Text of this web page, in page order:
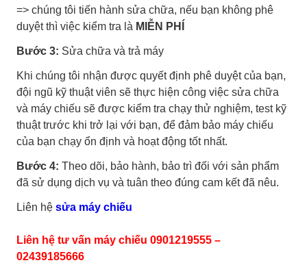
=> chúng tôi tiến hành sửa chữa, nếu bạn không phê
duyệt thì việc kiểm tra là MIỄN PHÍ
Bước 3: Sửa chữa và trả máy
Khi chúng tôi nhận được quyết định phê duyệt của bạn,
đội ngũ kỹ thuật viên sẽ thực hiện công việc sửa chữa
và máy chiếu sẽ được kiểm tra chạy thử nghiệm, test kỹ
thuật trước khi trở lại với bạn, để đảm bảo máy chiếu
của bạn chạy ổn định và hoạt động tốt nhất.
Bước 4: Theo dõi, bảo hành, bảo trì đối với sản phẩm
đã sử dụng dịch vụ và tuân theo đúng cam kết đã nêu.
Liên hệ sửa máy chiếu
Liên hệ tư vấn máy chiếu 0901219555 –
02439185666